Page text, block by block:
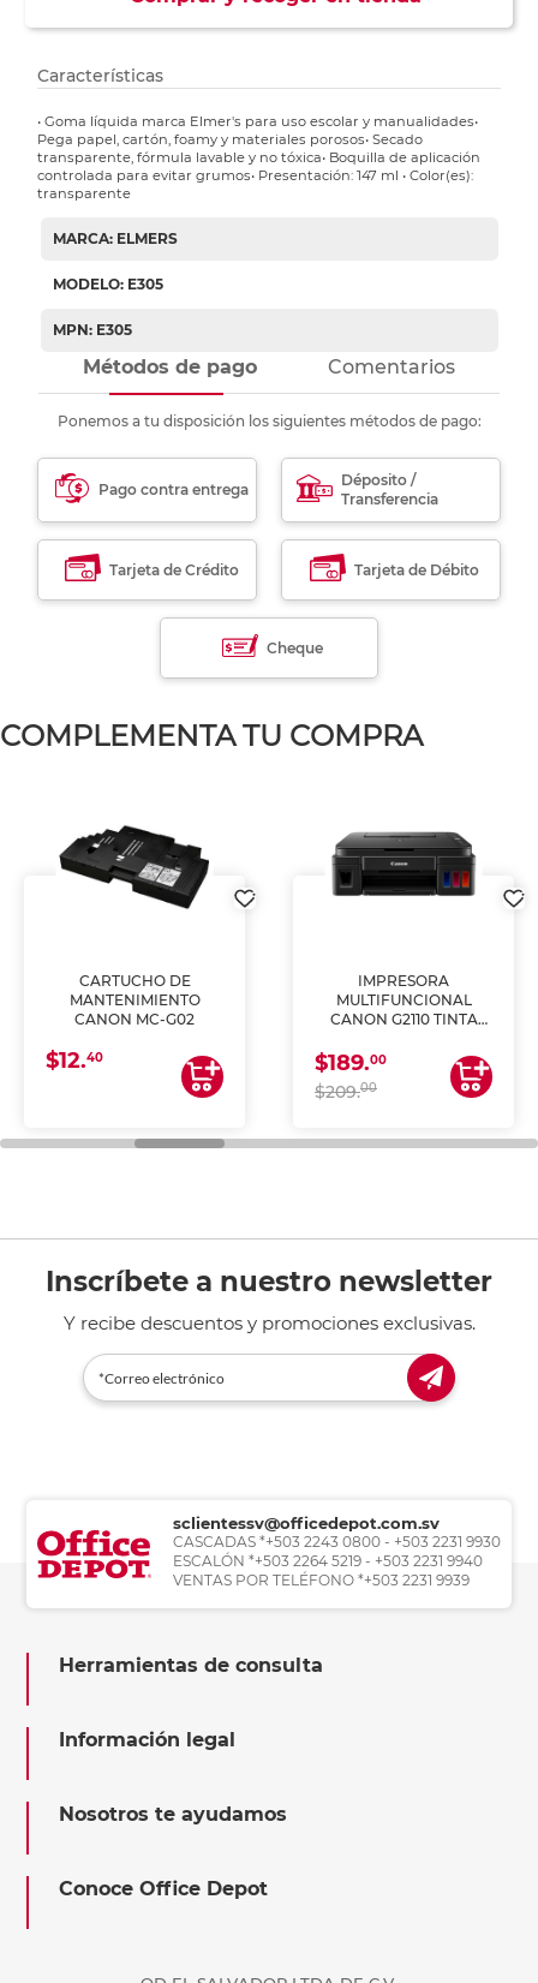
Características
• Goma líquida marca Elmer's para uso escolar y manualidades•
Pega papel, cartón, foamy y materiales porosos• Secado
transparente, fórmula lavable y no tóxica• Boquilla de aplicación
controlada para evitar grumos• Presentación: 147 ml • Color(es):
transparente
MARCA: ELMERS
MODELO: E305
MPN: E305
Métodos de pago Comentarios
Ponemos a tu disposición los siguientes métodos de pago:
Pago contra entrega
Déposito /
Transferencia
Tarjeta de Crédito Tarjeta de Débito
Cheque
COMPLEMENTA TU COMPRA
CARTUCHO DE
MANTENIMIENTO
CANON MC-G02
$12.40
IMPRESORA
MULTIFUNCIONAL
CANON G2110 TINTA
$189.00
$209.00
Inscríbete a nuestro newsletter
Y recibe descuentos y promociones exclusivas.
sclientessv@officedepot.com.sv
CASCADAS *+503 2243 0800 - +503 2231 9930
ESCALÓN *+503 2264 5219 - +503 2231 9940
VENTAS POR TELÉFONO *+503 2231 9939
Herramientas de consulta
Información legal
Nosotros te ayudamos
Conoce Office Depot